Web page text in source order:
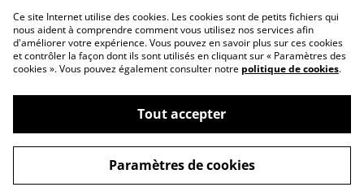
Contactez-nous
Conditions générales
Politique de confidentialité
Politique de cookies
©2026Créa Mout
powered by
Ce site Internet utilise des cookies. Les cookies sont de petits fichiers qui
nous aident à comprendre comment vous utilisez nos services afin
d'améliorer votre expérience. Vous pouvez en savoir plus sur ces cookies
et contrôler la façon dont ils sont utilisés en cliquant sur « Paramètres des
cookies ». Vous pouvez également consulter notre politique de cookies.
Tout accepter
Paramètres de cookies